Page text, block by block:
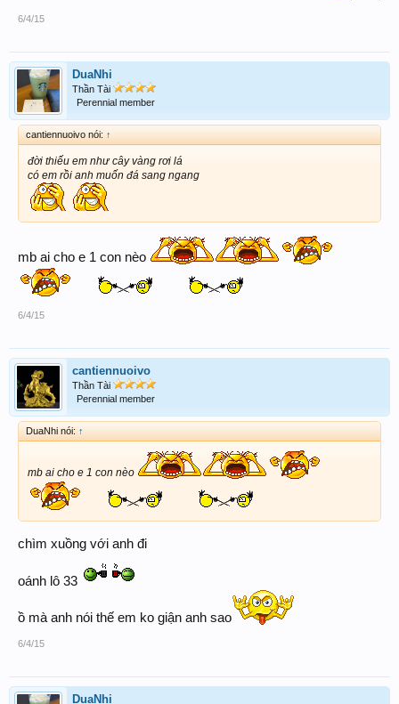
6/4/15
DuaNhi
Thần Tài
Perennial member
cantiennuoivo nói: ↑
đời thiếu em như cây vàng rơi lá
có em rồi anh muốn đá sang ngang
mb ai cho e 1 con nèo
6/4/15
cantiennuoivo
Thần Tài
Perennial member
DuaNhi nói: ↑
mb ai cho e 1 con nèo
chìm xuồng với anh đi
oánh lô 33
ồ mà anh nói thế em ko giận anh sao
6/4/15
DuaNhi